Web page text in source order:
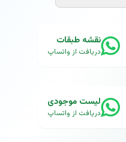
نقشه طبقات
دریافت از واتساپ
لیست موجودی
دریافت از واتساپ